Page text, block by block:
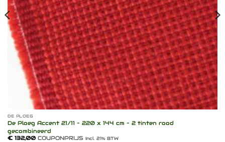
DE PLOEG
De Ploeg Accent 21/11 – 220 x 144 cm – 2 tinten rood
gecombineerd
€132,00COUPONPRIJS Incl. 21% BTW